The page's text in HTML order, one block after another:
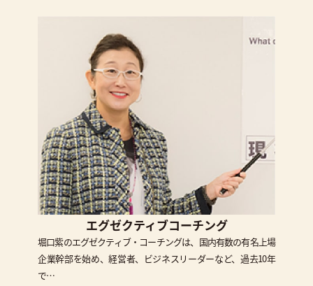
エグゼクティブコーチング
堀口紫のエグゼクティブ・コーチングは、国内有数の有名上場
企業幹部を始め、経営者、ビジネスリーダーなど、過去10年
で…